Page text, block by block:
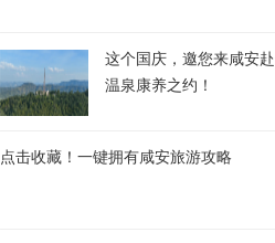
这个国庆，邀您来咸安
温泉康养之约！
点击收藏！一键拥有咸安旅游攻略